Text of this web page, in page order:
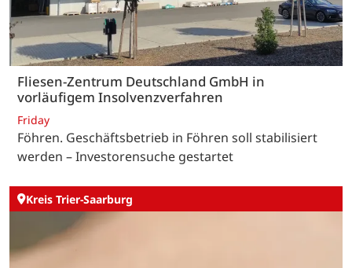
Fliesen-Zentrum Deutschland GmbH in
vorläufigem Insolvenzverfahren
Friday
Föhren. Geschäftsbetrieb in Föhren soll stabilisiert
werden – Investorensuche gestartet
Kreis Trier-Saarburg